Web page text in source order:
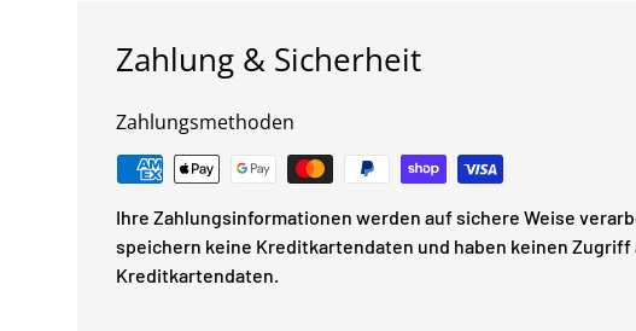
Zahlung & Sicherheit
Zahlungsmethoden
Ihre Zahlungsinformationen werden auf sichere Weise
speichern keine Kreditkartendaten und haben keinen Zugriff
Kreditkartendaten.